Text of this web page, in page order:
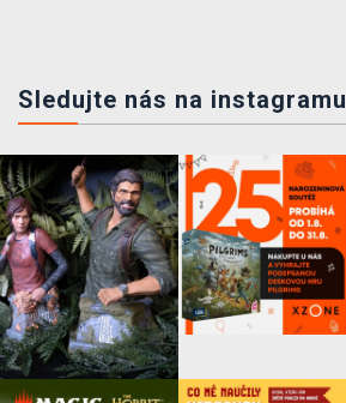
Sledujte nás na instagramu